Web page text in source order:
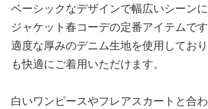
ベーシックなデザインで幅広いシーン
ジャケット春コーデの定番アイテムです
適度な厚みのデニム生地を使用してお
も快適にご着用いただけます。
白いワンピースやフレアスカートと合